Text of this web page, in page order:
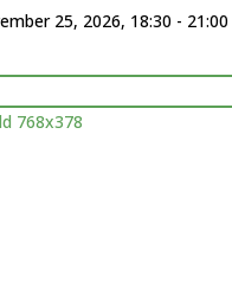
25, 2026, 18:30 - 21:00